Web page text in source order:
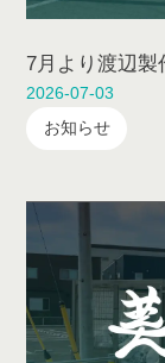
7月より渡辺
2026-07-03
お知らせ